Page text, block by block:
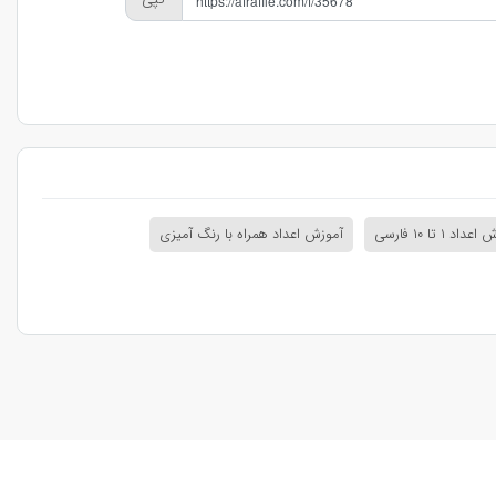
۱ تا ۱۰ فارسی آموزش اعداد همراه با رنگ آمیزی